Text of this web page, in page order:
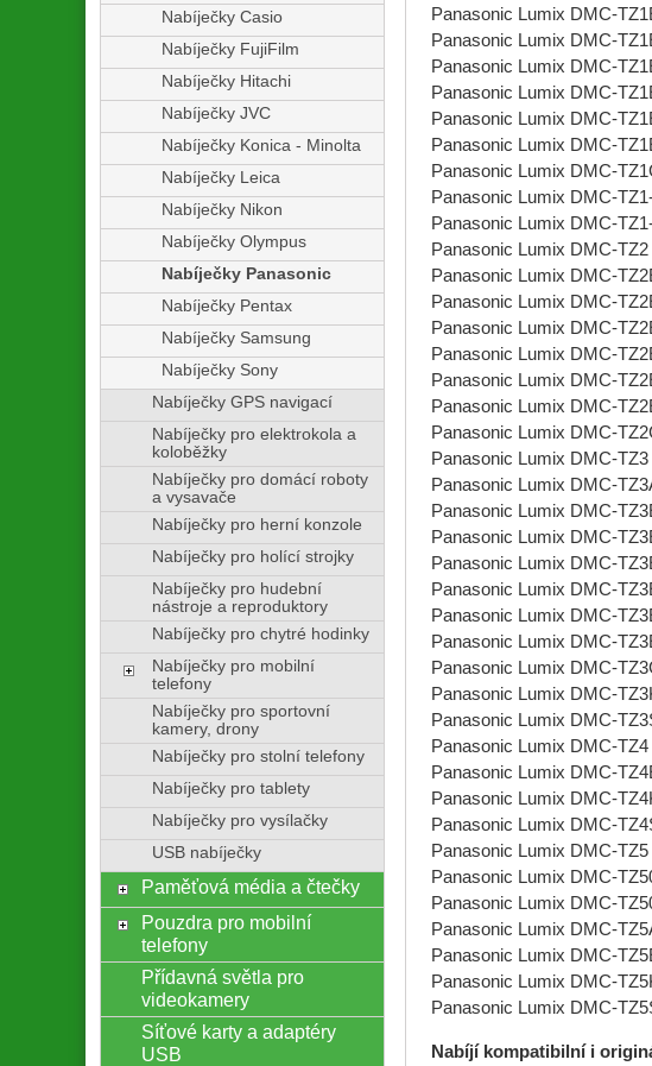
Panasonic Lumix DMC-
Panasonic Lumix DMC-
Panasonic Lumix DMC-
Panasonic Lumix DMC-
Panasonic Lumix DMC-
Panasonic Lumix DMC-
Panasonic Lumix DMC-
Panasonic Lumix DMC-
Panasonic Lumix DMC-
Panasonic Lumix DMC-TZ2
Panasonic Lumix DMC-
Panasonic Lumix DMC-
Panasonic Lumix DMC-
Panasonic Lumix DMC-
Panasonic Lumix DMC-
Panasonic Lumix DMC-
Panasonic Lumix DMC-
Panasonic Lumix DMC-TZ3
Panasonic Lumix DMC-
Panasonic Lumix DMC-
Panasonic Lumix DMC-
Panasonic Lumix DMC-
Panasonic Lumix DMC-
Panasonic Lumix DMC-
Panasonic Lumix DMC-
Panasonic Lumix DMC-
Panasonic Lumix DMC-
Panasonic Lumix DMC-
Panasonic Lumix DMC-TZ4
Panasonic Lumix DMC-
Panasonic Lumix DMC-
Panasonic Lumix DMC-
Panasonic Lumix DMC-TZ5
Panasonic Lumix DMC-
Panasonic Lumix DMC-
Panasonic Lumix DMC-
Panasonic Lumix DMC-
Panasonic Lumix DMC-
Panasonic Lumix DMC-
Nabíjí kompatibilní i
Nabíječky Casio
Nabíječky FujiFilm
Nabíječky Hitachi
Nabíječky JVC
Nabíječky Konica - Minolta
Nabíječky Leica
Nabíječky Nikon
Nabíječky Olympus
Nabíječky Panasonic
Nabíječky Pentax
Nabíječky Samsung
Nabíječky Sony
Nabíječky GPS navigací
Nabíječky pro elektrokola a
koloběžky
Nabíječky pro domácí roboty
a vysavače
Nabíječky pro herní konzole
Nabíječky pro holící strojky
Nabíječky pro hudební
nástroje a reproduktory
Nabíječky pro chytré hodinky
Nabíječky pro mobilní
telefony
Nabíječky pro sportovní
kamery, drony
Nabíječky pro stolní telefony
Nabíječky pro tablety
Nabíječky pro vysílačky
USB nabíječky
Paměťová média a čtečky
Pouzdra pro mobilní
telefony
Přídavná světla pro
videokamery
Síťové karty a adaptéry
USB